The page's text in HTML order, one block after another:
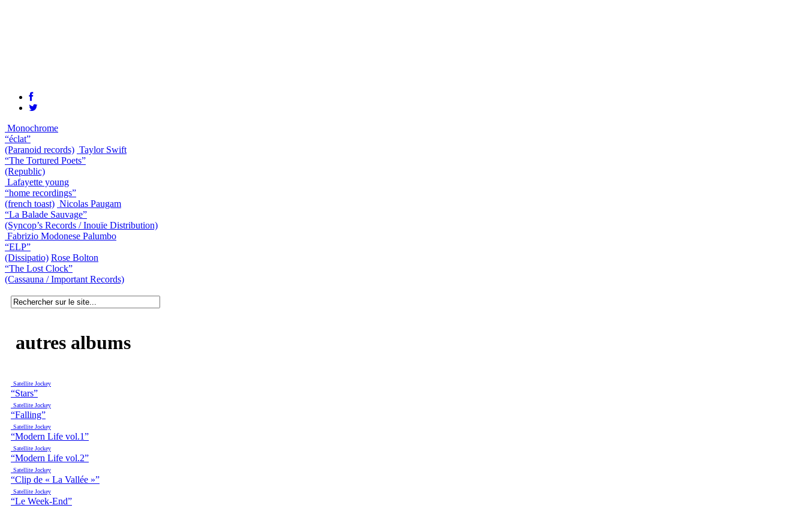
Monochrome
“éclat”
(Paranoid records) Taylor Swift
“The Tortured Poets”
(Republic)
Lafayette young
“home recordings”
(french toast) Nicolas Paugam
“La Balade Sauvage”
(Syncop’s Records / Inouïe Distribution)
Fabrizio Modonese Palumbo
“ELP”
(Dissipatio) Rose Bolton
“The Lost Clock”
(Cassauna / Important Records)
autres albums
Satellite Jockey
“Stars”
Satellite Jockey
“Falling”
Satellite Jockey
“Modern Life vol.1”
Satellite Jockey
“Modern Life vol.2”
Satellite Jockey
“Clip de « La Vallée »”
Satellite Jockey
“Le Week-End”